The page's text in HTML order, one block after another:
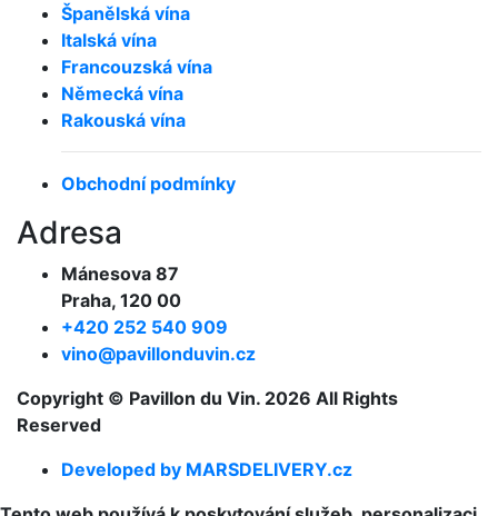
Španělská vína
Italská vína
Francouzská vína
Německá vína
Rakouská vína
Obchodní podmínky
Adresa
Mánesova 87
Praha, 120 00
+420 252 540 909
vino@pavillonduvin.cz
Copyright © Pavillon du Vin. 2026 All Rights
Reserved
Developed by MARSDELIVERY.cz